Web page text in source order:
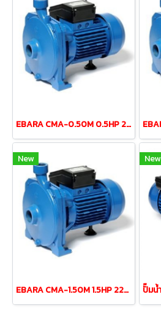
EBARA CMA-0.50M 0.5HP 220V centrifugal pump (2 wires)
New
EBARA CMA-1.50M 1.5HP 220V centrifugal pump (2 wires)
New